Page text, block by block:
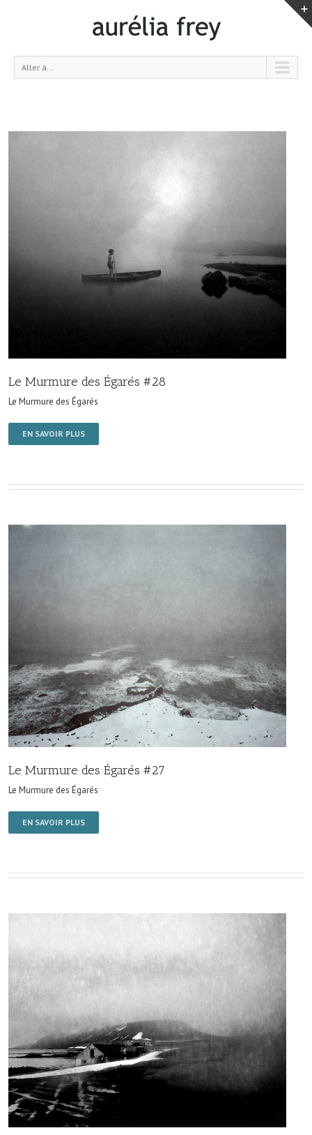
Aller à...
Le Murmure des Égarés #28
Le Murmure des Égarés
EN SAVOIR PLUS
Le Murmure des Égarés #27
Le Murmure des Égarés
EN SAVOIR PLUS